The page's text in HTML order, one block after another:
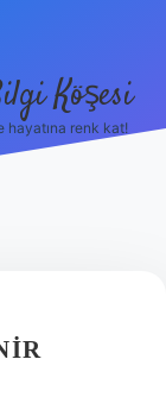
Köşesi
hayatına renk kat!